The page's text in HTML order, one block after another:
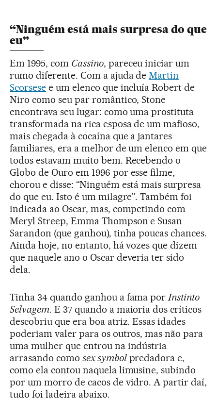
“Ninguém está mais surpresa do que
eu”
Em 1995, com Cassino, pareceu iniciar um
rumo diferente. Com a ajuda deMartin
Scorsesee um elenco que incluía Robert de
Niro como seu par romântico, Stone
encontrava seu lugar: como uma prostituta
transformada na rica esposa de um mafioso,
mais chegada à cocaína que a jantares
familiares, era a melhor de um elenco em que
todos estavam muito bem. Recebendo o
Globo de Ouro em 1996 por esse filme,
chorou e disse: “Ninguém está mais surpresa
do que eu. Isto é um milagre”. Também foi
indicada ao Oscar, mas, competindo com
Meryl Streep, Emma Thompson e Susan
Sarandon (que ganhou), tinha poucas chances.
Ainda hoje, no entanto, há vozes que dizem
que naquele ano o Oscar deveria ter sido
dela.
Tinha 34 quando ganhou a fama porInstinto
Selvagem. E 37 quando a maioria dos críticos
descobriu que era boa atriz. Essas idades
poderiam valer para os outros, mas não para
uma mulher que entrou na indústria
arrasando como sex symbolpredadora e,
como ela contou naquela limusine, subindo
por um morro de cacos de vidro. A partir daí,
tudo foi ladeira abaixo.